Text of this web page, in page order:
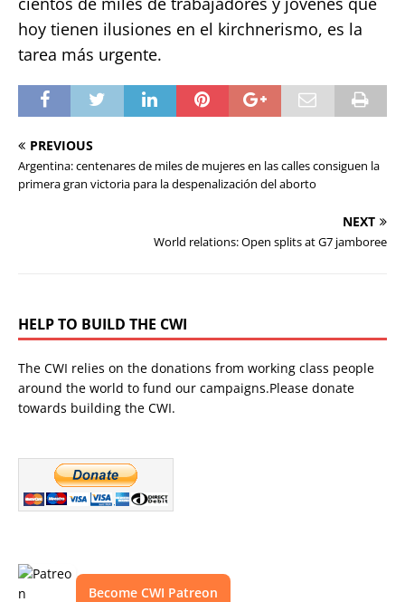
hoy tienen ilusiones en el kirchnerismo, es la
tarea más urgente.
PREVIOUS
Argentina: centenares de miles de mujeres en las calles consiguen la
primera gran victoria para la despenalización del aborto
NEXT
World relations: Open splits at G7 jamboree
HELP TO BUILD THE CWI
The CWI relies on the donations from working class people
around the world to fund our campaigns.Please donate
towards building the CWI.
Become CWI Patreon